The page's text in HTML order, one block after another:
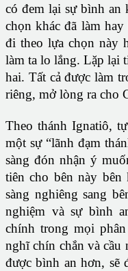
có đem lại sự bình an
chọn khác đã làm
đi theo lựa chọn này
làm ta lo lắng. Lặp lại
hai. Tất cả được làm
riêng, mở lòng ra cho
Theo thánh Ignatiô,
một sự “lãnh đạm
sàng đón nhận ý
tiên cho bên này bên
sàng nghiêng sang
nghiệm và sự bình
chính trong mọi
nghĩ chín chắn và cầu
được bình an hơn, sẽ